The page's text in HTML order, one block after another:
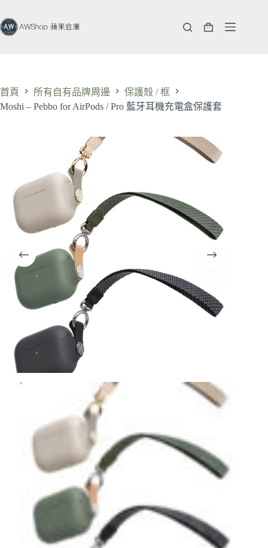
至
主
購
首頁 所有自有品牌周邊
保護殼 / 框
Moshi – Pebbo for AirPods / Pro 藍牙耳機充電盒保護套